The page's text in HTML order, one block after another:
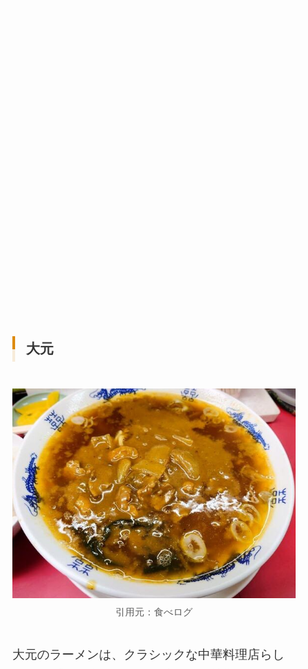
大元
引用元：食べログ
大元のラーメンは、クラシックな中華料理店らし